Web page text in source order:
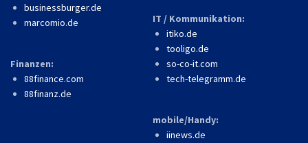
businessburger.de
marcomio.de
Finanzen:
88finance.com
88finanz.de
IT / Kommunikation:
itiko.de
tooligo.de
so-co-it.com
tech-telegramm.de
mobile/Handy:
iinews.de